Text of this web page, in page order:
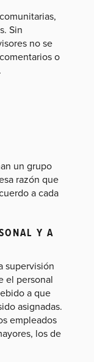
Sin
no se
o
un grupo
razón que
a cada
Y A
supervisión
el personal
a que
asignadas.
empleados
los de